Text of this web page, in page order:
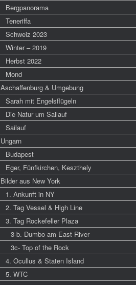
Bergpanorama
Teneriffa
Schweiz 2023
Winter – 2019
Herbst 2022
Mond
Aschaffenburg & Umgebung
Sarah mit Engelsflügeln
Die Natur um Sailauf
Sailauf
Ungarn
Budapest
Eger, Fünfkirchen, Keszthely
Bilder aus New York
1. Ankunft in NY
2. Tag Vessel & High Line
3. Tag Rockefeller Plaza
3-b. Dumbo am East River
3c- Top of the Rock
4. Ocullus & Staten Island
5. WTC